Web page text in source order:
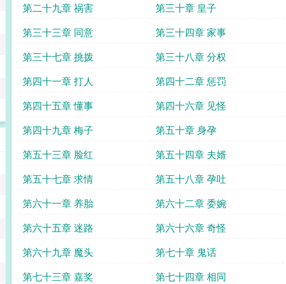
第二十九章 祸害
第三十章 皇子
第三十三章 同意
第三十四章 家事
第三十七章 挑拨
第三十八章 分权
第四十一章 打人
第四十二章 惩罚
第四十五章 懂事
第四十六章 见怪
第四十九章 梅子
第五十章 身孕
第五十三章 脸红
第五十四章 夫婿
第五十七章 求情
第五十八章 孕吐
第六十一章 养胎
第六十二章 委婉
第六十五章 迷路
第六十六章 奇怪
第六十九章 魔头
第七十章 鬼话
第七十三章 嘉奖
第七十四章 相同